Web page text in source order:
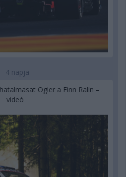
4 napja
Ogier a Finn Ralin –
videó